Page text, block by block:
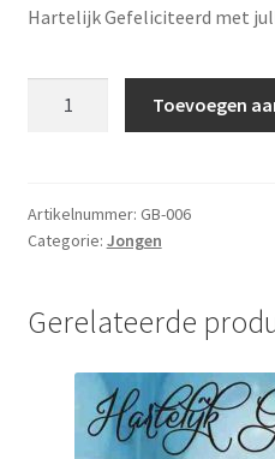
Hartelijk Gefeliciteerd met
aantal
Toevoegen
Artikelnummer: GB-006
Categorie: Jongen
Gerelateerde